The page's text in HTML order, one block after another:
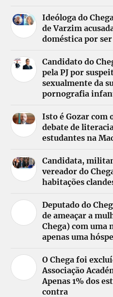
Ideóloga do
de Varzim
doméstica por
Candidato do
pela PJ por
sexualmente da
pornografia
Isto é Gozar com
debate de
estudantes na
Candidata,
vereador do
habitações
Deputado do
de ameaçar a
Chega) com uma
apenas uma
O Chega foi
Associação
Apenas 1% dos
contra